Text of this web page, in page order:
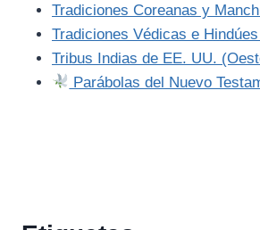
Tradiciones Coreanas y
Tradiciones Védicas e Hindúes
Tribus Indias de EE. UU.
Parábolas del Nuevo